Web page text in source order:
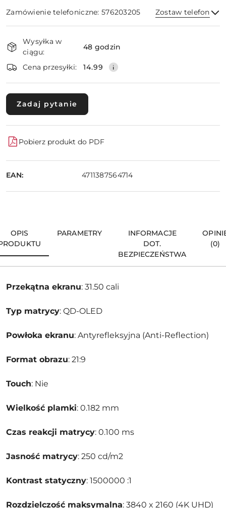
Zamówienie telefoniczne: 576203205 Zostaw telefon
i
dostawa
Wysyłka w
ciągu:
48 godzin
Cena przesyłki: 14.99
Zadaj pytanie
Pobierz produkt do PDF
EAN: 4711387564714
OPIS
PARAMETRY
INFORMACJE
DOT.
BEZPIECZEŃSTWA
(0)
Przekątna ekranu: 31.50 cali
Typ matrycy: QD-OLED
Powłoka ekranu: Antyrefleksyjna (Anti-Reflection)
Format obrazu: 21:9
Touch: Nie
Wielkość plamki: 0.182 mm
Czas reakcji matrycy: 0.100 ms
Jasność matrycy: 250 cd/m2
Kontrast statyczny: 1500000 :1
Rozdzielczość maksymalna: 3840 x 2160 (4K UHD)